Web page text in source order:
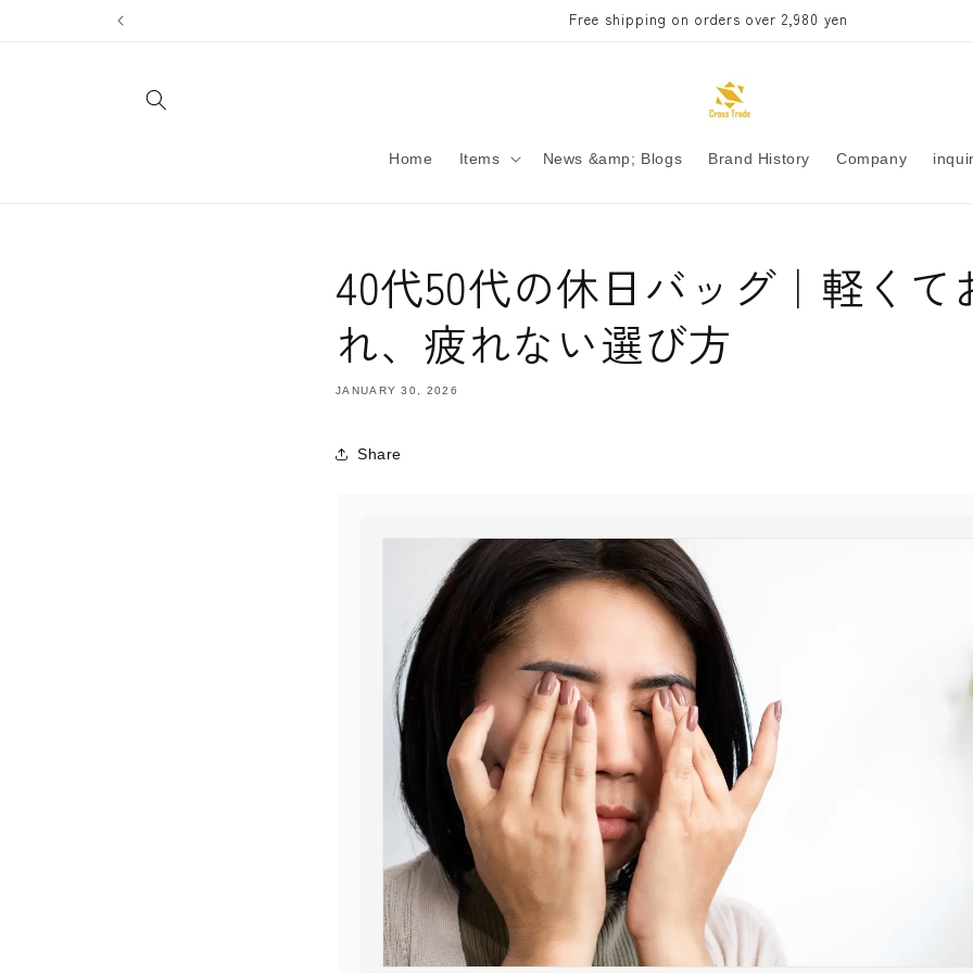
Free shipping on orders over 2,980 yen
Home Items News &amp; Blogs Brand History Company
40代50代の休日バッグ｜軽くて
れ、疲れない選び方
JANUARY 30, 2026
Share